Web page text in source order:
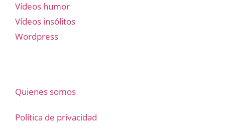
Vídeos humor
Vídeos insólitos
Wordpress
Quienes somos
Política de privacidad